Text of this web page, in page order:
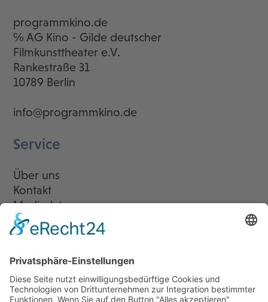
programmkino.de
℅ AG Kino - Gilde deutscher
Filmkunsttheater e.V.
Rankestraße 31
10789 Berlin
info@programmkino.de
Service
Über uns
Kontakt
Mediadaten
Newsletter
LogIn
Legal
Impressum